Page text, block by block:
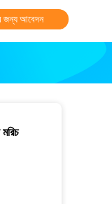
জন্য আবেদন